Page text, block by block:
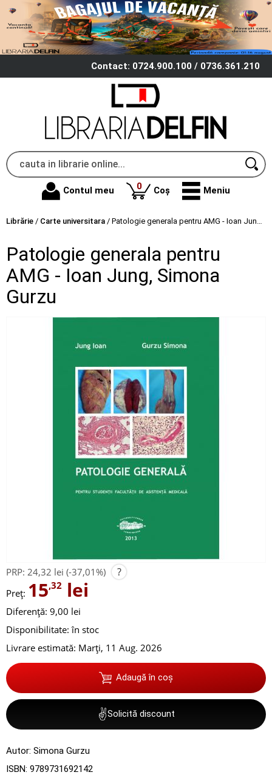
Contact: 0724.900.100 / 0736.361.210
Contul meu 0produse
Coș Meniu
Librărie / Carte universitara / Patologie generala pentru AMG - Ioan Jung, Simona Gurzu
Patologie generala pentru
AMG - Ioan Jung, Simona
Gurzu
PRP: 24,32 lei (-37,01%) ?
Preț: 15,32 lei
Diferență: 9,00 lei
Disponibilitate: în stoc
Livrare estimată: Marți, 11 Aug. 2026
Adaugă în coș
✌Solicită discount
Autor: Simona Gurzu
ISBN: 9789731692142